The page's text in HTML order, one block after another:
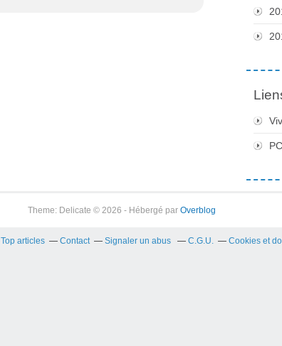
Theme: Delicate © 2026 - Hébergé par Overblog
Top articles Contact Signaler un abus C.G.U. Cookies et